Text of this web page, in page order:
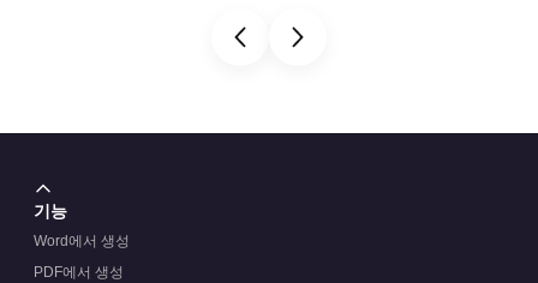
기능
Word에서 생성
PDF에서 생성